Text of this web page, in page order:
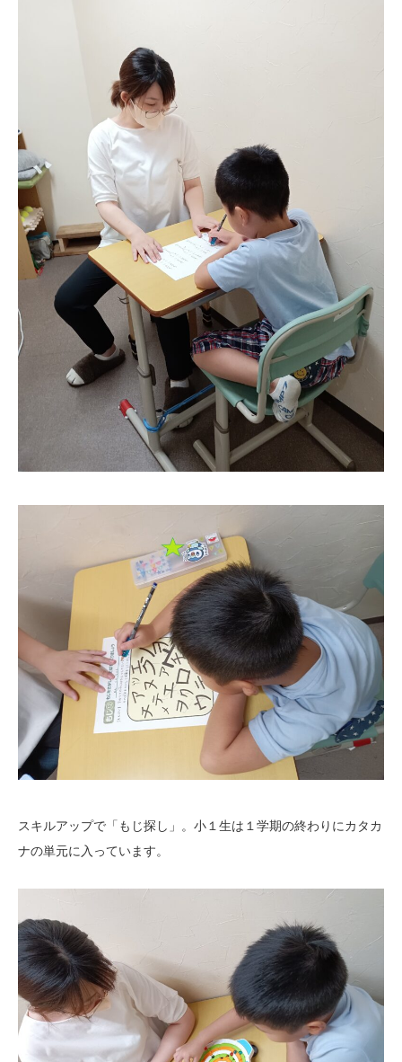
スキルアップで「もじ探し」。小１生は１学期の終わりにカタカ
ナの単元に入っています。